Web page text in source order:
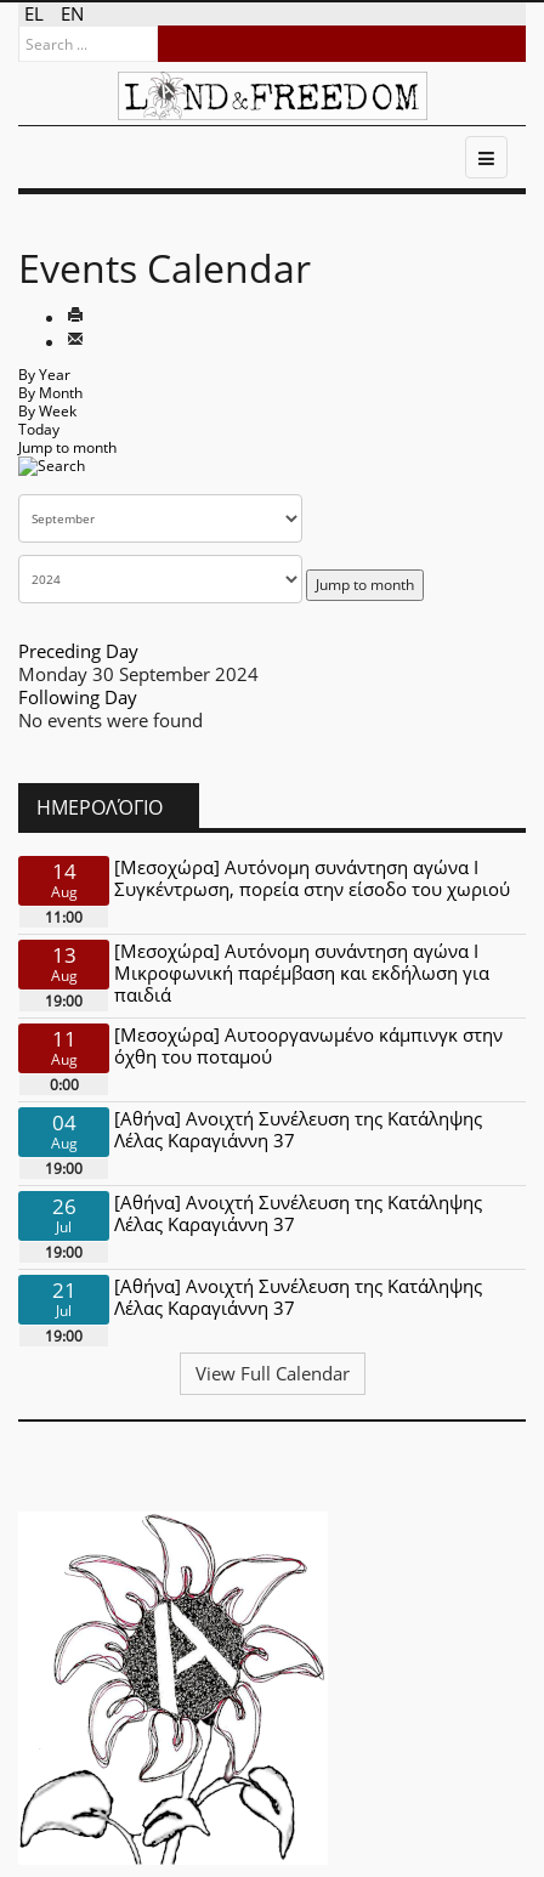
EL EN
Events Calendar
By Year
By Month
By Week
Today
Jump to month
Jump to month
Preceding Day
Monday 30 September 2024
Following Day
No events were found
ΗΜΕΡΟΛΌΓΙΟ
14
Aug
11:00
[Μεσοχώρα] Αυτόνομη συνάντηση αγώνα Ι
Συγκέντρωση, πορεία στην είσοδο του χωριού
13
Aug
19:00
[Μεσοχώρα] Αυτόνομη συνάντηση αγώνα Ι
Μικροφωνική παρέμβαση και εκδήλωση για
παιδιά
11
Aug
0:00
[Μεσοχώρα] Αυτοοργανωμένο κάμπινγκ στην
όχθη του ποταμού
04
Aug
19:00
[Αθήνα] Ανοιχτή Συνέλευση της Κατάληψης
Λέλας Καραγιάννη 37
26
Jul
19:00
[Αθήνα] Ανοιχτή Συνέλευση της Κατάληψης
Λέλας Καραγιάννη 37
21
Jul
19:00
[Αθήνα] Ανοιχτή Συνέλευση της Κατάληψης
Λέλας Καραγιάννη 37
View Full Calendar